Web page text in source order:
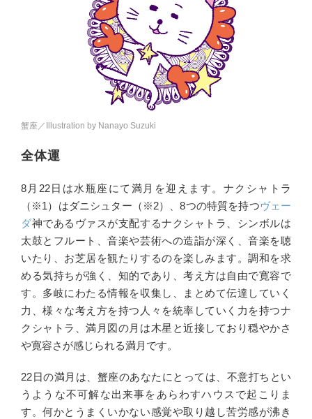
蟹座／Illustration by Nanayo Suzuki
全体運
8月22日は水瓶座にて満月を迎えます。ナクシャトラ
（※1）はダニシュター（※2）、8つの特質を持つヴェー
ダ神であるヴァスが支配するナクシャトラ、シンボルは
太鼓とフルート、音楽や芸術への造詣が深く、音楽を聴
いたり、お芝居を観たりするのを楽しみます。調和を求
める気持ちが強く、知的であり、考え方は自由で寛容で
す。多岐にわたる情報を収集し、まとめて伝達していく
力、様々な考え方を持つ人々を統率していく力を持つナ
クシャトラ、満月図の月は木星と近接しており穏やかさ
や寛容さが感じられる満月です。
22日の満月は、蟹座のあなたにとっては、不意打ちとい
うような不可解な出来事をあらわすハウスで起こりま
す。何かとうまくいかない感覚や取り越し苦労感が沸き